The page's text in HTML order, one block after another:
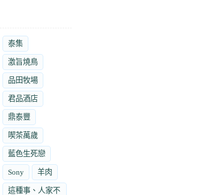
泰集
激旨燒鳥
品田牧場
君品酒店
鼎泰豐
喫茶萬歲
藍色生死戀
Sony 羊肉
這種事、人家不